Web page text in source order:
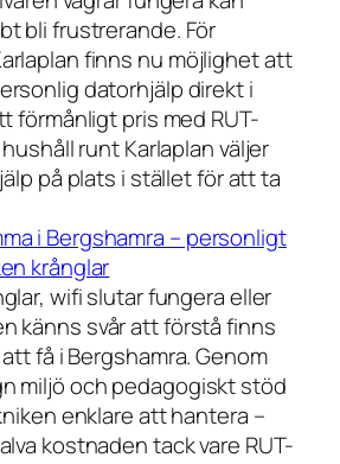
bli frustrerande. För
finns nu möjlighet att
datorhjälp direkt i
förmånligt pris med RUT-
runt Karlaplan väljer
på plats i stället för att ta
i Bergshamra – personligt
krånglar
wifi slutar fungera eller
känns svår att förstå finns
få i Bergshamra. Genom
miljö och pedagogiskt stöd
enklare att hantera –
kostnaden tack vare RUT-